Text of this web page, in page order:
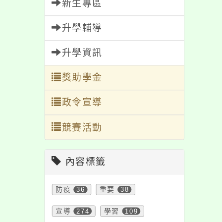
新生專區
升學輔導
升學資訊
獎助學金
政令宣導
競賽活動
內容標籤
防疫 36 重要 38
宣導 274 學習 109
青春╳混齡朗誦賽」
海報及朗誦賽活動辦
法各1份，請協助公告